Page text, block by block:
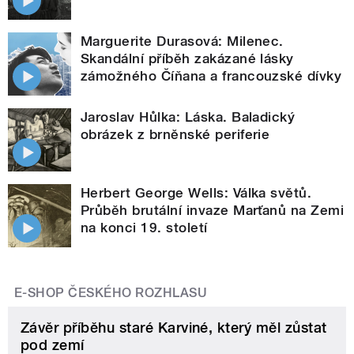
Marguerite Durasová: Milenec.
Skandální příběh zakázané lásky
zámožného Číňana a francouzské dívky
Jaroslav Hůlka: Láska. Baladický
obrázek z brněnské periferie
Herbert George Wells: Válka světů.
Průběh brutální invaze Marťanů na Zemi
na konci 19. století
E-SHOP ČESKÉHO ROZHLASU
Závěr příběhu staré Karviné, který měl zůstat
pod zemí